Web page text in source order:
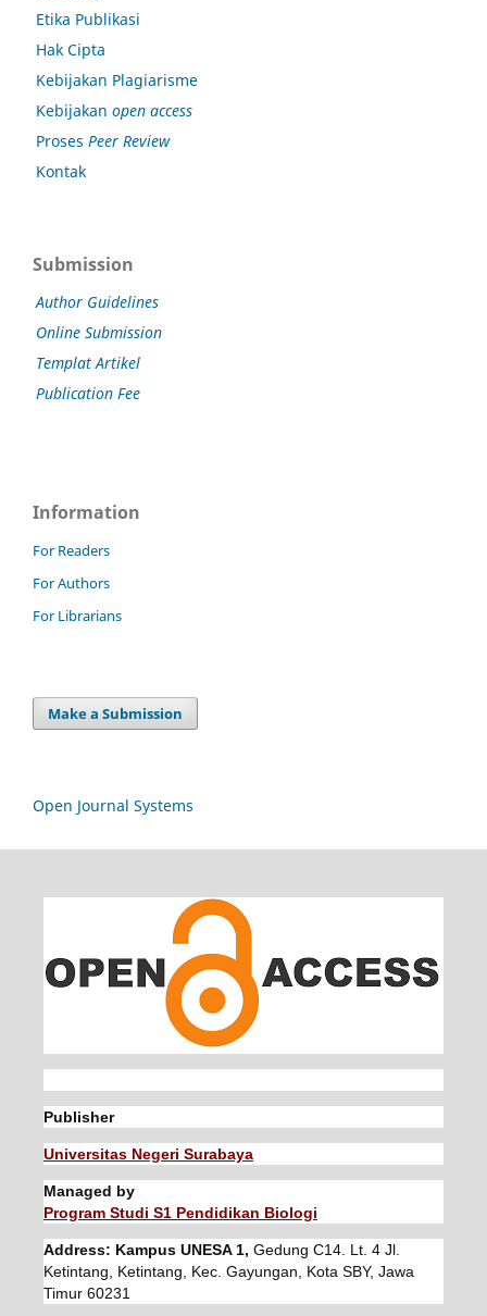
Etika Publikasi
Hak Cipta
Kebijakan Plagiarisme
Kebijakan open access
Proses Peer Review
Kontak
Submission
Author Guidelines
Online Submission
Templat Artikel
Publication Fee
Information
For Readers
For Authors
For Librarians
Make a Submission
Open Journal Systems
Publisher
Universitas Negeri Surabaya
Managed by
Program Studi S1 Pendidikan Biologi
Address: Kampus UNESA 1, Gedung C14. Lt. 4 Jl.
Ketintang, Ketintang, Kec. Gayungan, Kota SBY, Jawa
Timur 60231